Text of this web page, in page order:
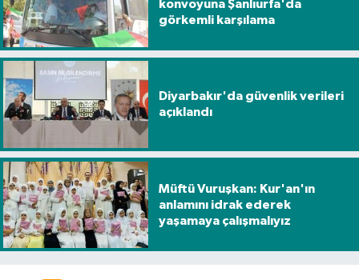
konvoyuna Şanlıurfa'da
görkemli karşılama
Diyarbakır'da güvenlik verileri
açıklandı
Müftü Vuruşkan: Kur'an'ın
anlamını idrak ederek
yaşamaya çalışmalıyız